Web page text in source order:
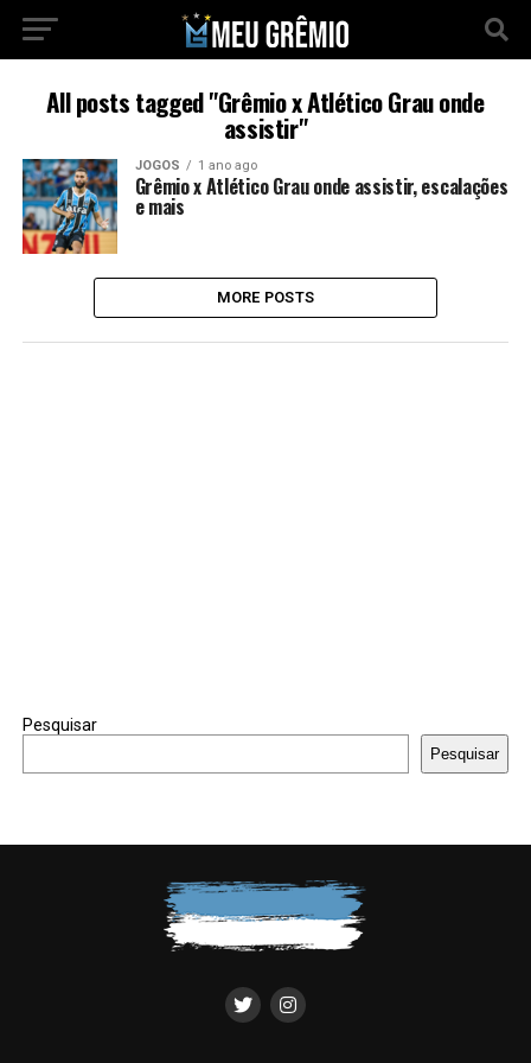
All posts tagged "Grêmio x Atlético Grau onde
assistir"
JOGOS 1 ano ago
Grêmio x Atlético Grau onde assistir, escalações
e mais
MORE POSTS
Pesquisar
Pesquisar